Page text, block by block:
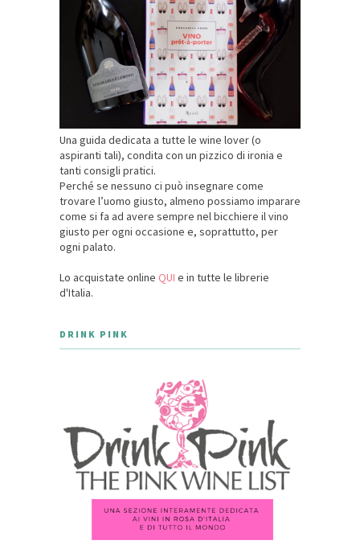
Una guida dedicata a tutte le wine lover (o
aspiranti tali), condita con un pizzico di ironia e
tanti consigli pratici.
Perché se nessuno ci può insegnare come
trovare l’uomo giusto, almeno possiamo imparare
come si fa ad avere sempre nel bicchiere il vino
giusto per ogni occasione e, soprattutto, per
ogni palato.
Lo acquistate online QUI e in tutte le librerie
d'Italia.
DRINK PINK